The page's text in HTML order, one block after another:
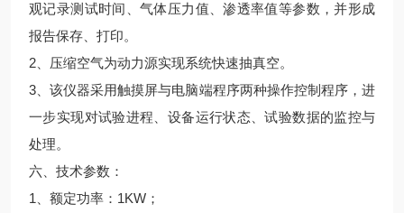
观记录测试时间、气体压力值、渗透率值等参数，并形成
报告保存、打印。
2、压缩空气为动力源实现系统快速抽真空。
3、该仪器采用触摸屏与电脑端程序两种操作控制程序，进
一步实现对试验进程、设备运行状态、试验数据的监控与
处理。
六、技术参数：
1、额定功率：1KW；